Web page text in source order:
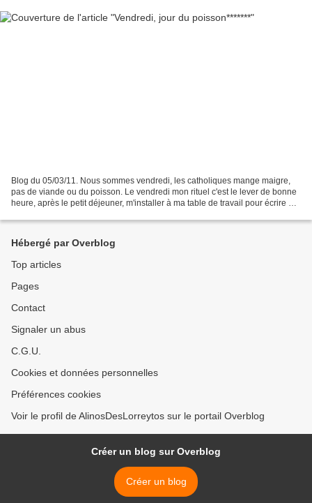
Blog du 05/03/11. Nous sommes vendredi, les catholiques mange maigre,
pas de viande ou du poisson. Le vendredi mon rituel c'est le lever de bonne
heure, après le petit déjeuner, m'installer à ma table de travail pour écrire ma
Hébergé par Overblog
Top articles
Pages
Contact
Signaler un abus
C.G.U.
Cookies et données personnelles
Préférences cookies
Voir le profil de AlinosDesLorreytos sur le portail Overblog
Créer un blog sur Overblog
Créer un blog